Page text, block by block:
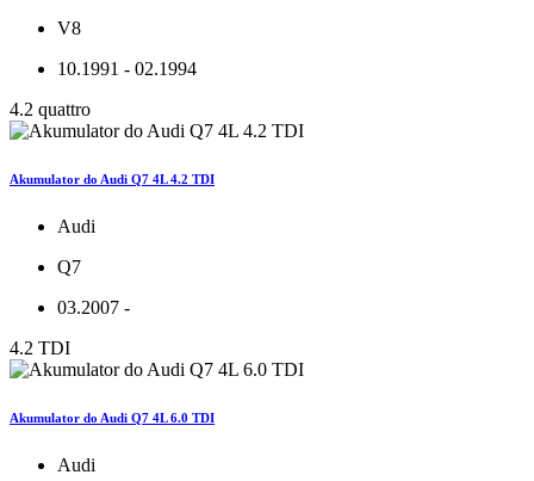
V8
10.1991 - 02.1994
4.2 quattro
Akumulator do Audi Q7 4L 4.2 TDI
Audi
Q7
03.2007 -
4.2 TDI
Akumulator do Audi Q7 4L 6.0 TDI
Audi